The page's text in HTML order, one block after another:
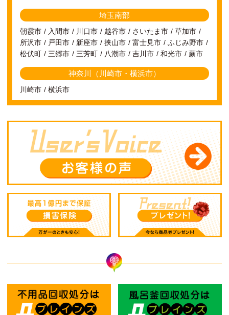
埼玉南部
朝霞市 入間市 川口市 越谷市 さいたま市
草加市
所沢市
戸田市 新座市 挟山市 富士見市
ふじみ野市
松伏町
三郷市 三芳町 八潮市 吉川市 和光市 蕨市
神奈川（川崎市・横浜市）
川崎市 横浜市